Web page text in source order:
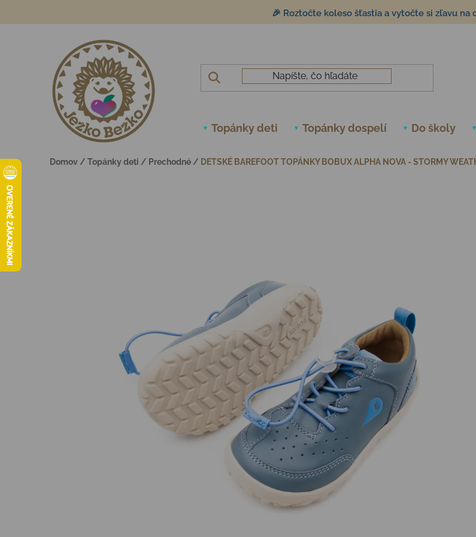
🎉 Roztočte koleso šťastia a vytočte si zľavu na
Topánky deti Topánky dospelí Do školy
Domov / Topánky deti / Prechodné / DETSKÉ BAREFOOT TOPÁNKY BOBUX ALPHA NOVA - STORMY